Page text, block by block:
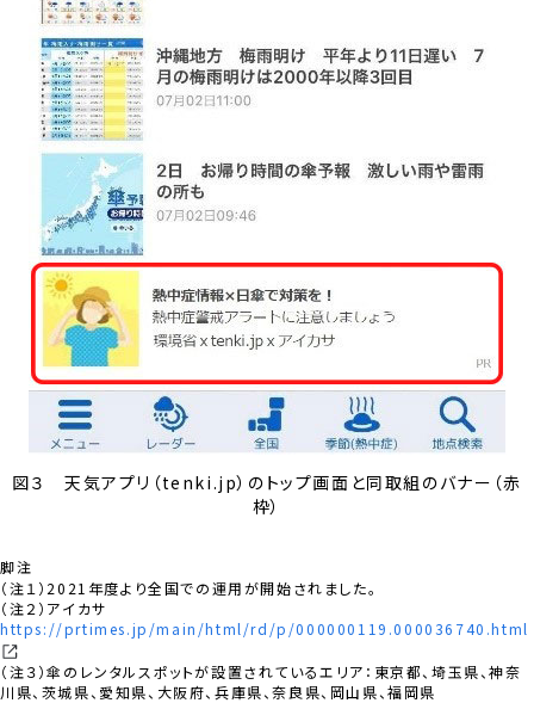
図３ 天気アプリ（tenki.jp）のトップ画面と同取組のバナー（赤
枠）
脚注
（注１）2021年度より全国での運用が開始されました。
（注２）アイカサ
https://prtimes.jp/main/html/rd/p/000000119.000036740.html
（注３）傘のレンタルスポットが設置されているエリア：東京都、埼玉県、神奈
川県、茨城県、愛知県、大阪府、兵庫県、奈良県、岡山県、福岡県